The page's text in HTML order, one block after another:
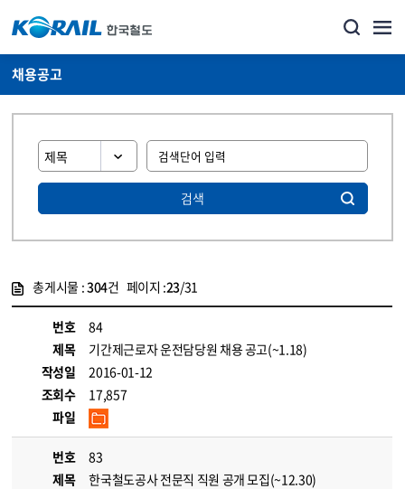
채용공고
검색
총게시물 :304건 페이지 :23/31
번호
84
제목
기간제근로자 운전담당원 채용 공고(~1.18)
작성일
2016-01-12
조회수
17,857
파일
번호
83
제목
한국철도공사 전문직 직원 공개 모집(~12.30)